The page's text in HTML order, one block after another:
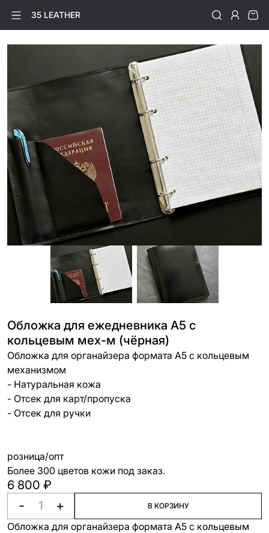
35 LEATHER
Обложка для ежедневника А5 с
кольцевым мех-м (чёрная)
Обложка для органайзера формата А5 с кольцевым
механизмом
- Натуральная кожа
- Отсек для карт/пропуска
- Отсек для ручки
розница/опт
Более 300 цветов кожи под заказ.
6 800 ₽
- + В КОРЗИНУ
Обложка для органайзера формата А5 с кольцевым